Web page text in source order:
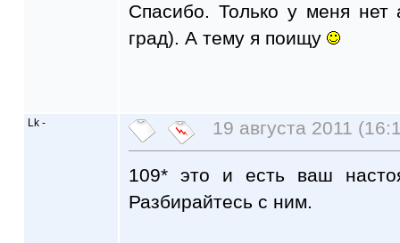
Спасибо. Только у меня
град). А тему я поищу
Lk - 19 августа 2011
109* это и есть ваш
Разбирайтесь с ним.